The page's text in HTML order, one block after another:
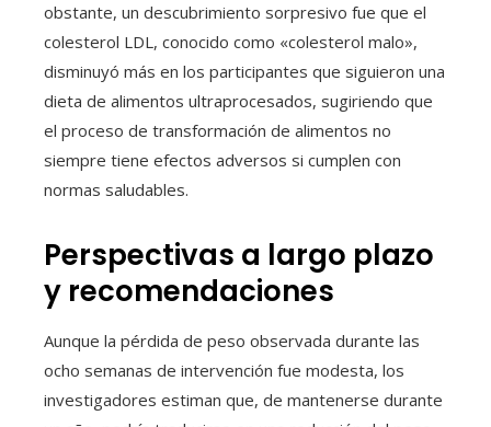
obstante, un descubrimiento sorpresivo fue que el
colesterol LDL, conocido como «colesterol malo»,
disminuyó más en los participantes que siguieron una
dieta de alimentos ultraprocesados, sugiriendo que
el proceso de transformación de alimentos no
siempre tiene efectos adversos si cumplen con
normas saludables.
Perspectivas a largo plazo
y recomendaciones
Aunque la pérdida de peso observada durante las
ocho semanas de intervención fue modesta, los
investigadores estiman que, de mantenerse durante